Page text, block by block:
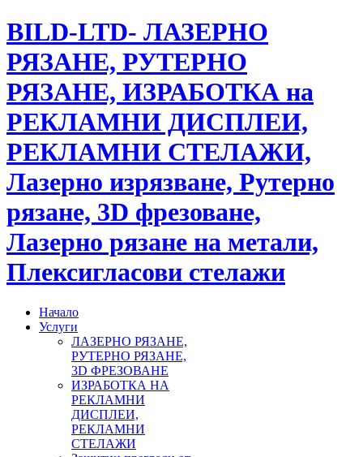
BILD-LTD- ЛАЗЕРНО
РЯЗАНЕ, РУТЕРНО
РЯЗАНЕ, ИЗРАБОТКА на
РЕКЛАМНИ ДИСПЛЕИ,
РЕКЛАМНИ СТЕЛАЖИ,
Лазерно изрязване, Рутерно
рязане, 3D фрезоване,
Лазерно рязане на метали,
Плексигласови стелажи
Начало
Услуги
ЛАЗЕРНО РЯЗАНЕ,
РУТЕРНО РЯЗАНЕ,
3D ФРЕЗОВАНЕ
ИЗРАБОТКА НА
РЕКЛАМНИ
ДИСПЛЕИ,
РЕКЛАМНИ
СТЕЛАЖИ